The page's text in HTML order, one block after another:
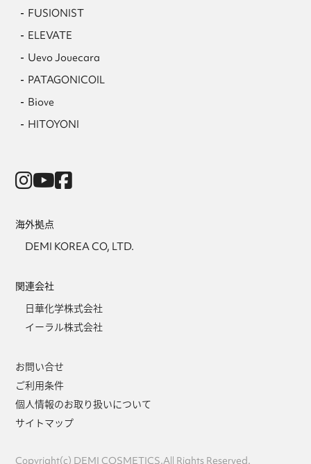
FUSIONIST
ELEVATE
Uevo Jouecara
PATAGONICOIL
Biove
HITOYONI
海外拠点
DEMI KOREA CO, LTD.
関連会社
日華化学株式会社
イーラル株式会社
お問い合せ
ご利用条件
個人情報のお取り扱いについて
サイトマップ
Copyright(c) DEMI COSMETICS.All Rights Reserved.